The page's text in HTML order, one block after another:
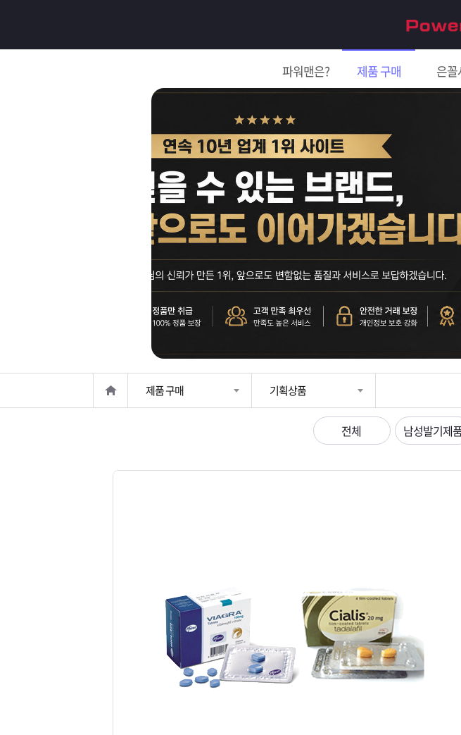
파워맨은? 제품 구매 은꼴
그
제품 구매 기획상품
전체 남성발기제